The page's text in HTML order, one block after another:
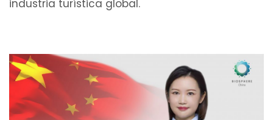
industria turística global.